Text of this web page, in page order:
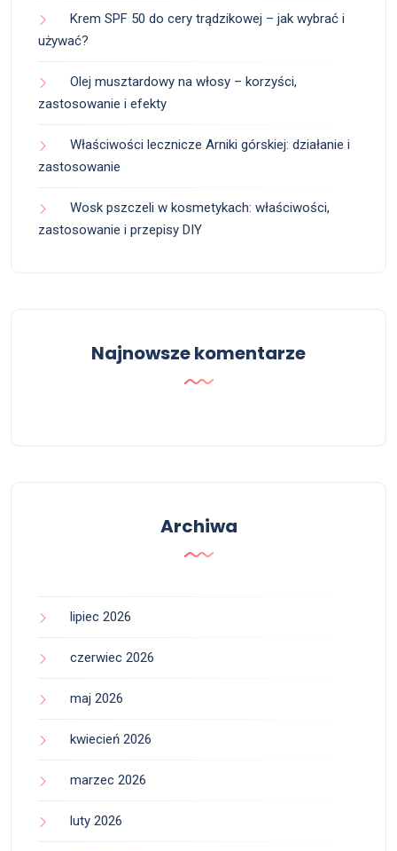
Krem SPF 50 do cery trądzikowej – jak wybrać i
używać?
Olej musztardowy na włosy – korzyści,
zastosowanie i efekty
Właściwości lecznicze Arniki górskiej: działanie i
zastosowanie
Wosk pszczeli w kosmetykach: właściwości,
zastosowanie i przepisy DIY
Najnowsze komentarze
Archiwa
lipiec 2026
czerwiec 2026
maj 2026
kwiecień 2026
marzec 2026
luty 2026